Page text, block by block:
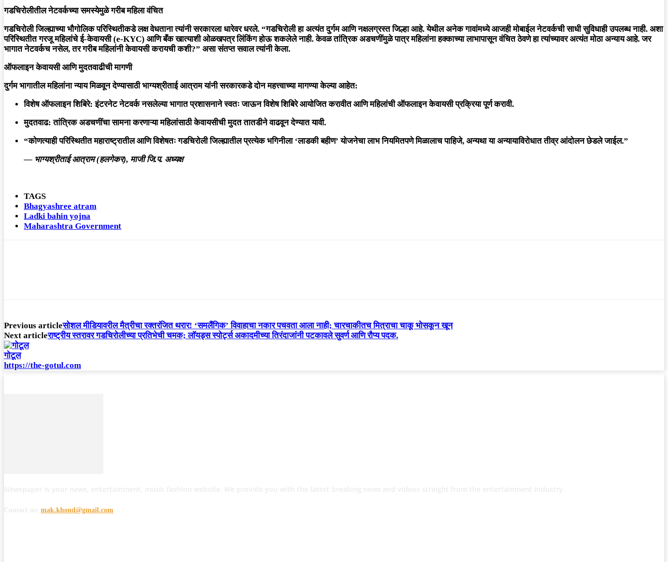
गडचिरोलीतील नेटवर्कच्या समस्येमुळे गरीब महिला वंचित
​गडचिरोली जिल्ह्याच्या भौगोलिक परिस्थितीकडे लक्ष वेधताना त्यांनी सरकारला धारेवर धरले. “गडचिरोली हा अत्यंत दुर्गम आणि नक्षलग्रस्त जिल्हा आहे. येथील अनेक गावांमध्ये आजही मोबाईल नेटवर्कची साधी सुविधाही उपलब्ध नाही. अशा
परिस्थितीत गरजू महिलांचे ई-केवायसी (e-KYC) आणि बँक खात्याशी ओळखपत्र लिंकिंग होऊ शकलेले नाही. केवळ तांत्रिक अडचणींमुळे पात्र महिलांना हक्काच्या लाभापासून वंचित ठेवणे हा त्यांच्यावर अत्यंत मोठा अन्याय आहे. जर
भागात नेटवर्कच नसेल, तर गरीब महिलांनी केवायसी करायची कशी?” असा संतप्त सवाल त्यांनी केला.
ऑफलाइन केवायसी आणि मुदतवाढीची मागणी
​दुर्गम भागातील महिलांना न्याय मिळवून देण्यासाठी भाग्यश्रीताई आत्राम यांनी सरकारकडे दोन महत्त्वाच्या मागण्या केल्या आहेत:
विशेष ऑफलाइन शिबिरे: इंटरनेट नेटवर्क नसलेल्या भागात प्रशासनाने स्वतः जाऊन विशेष शिबिरे आयोजित करावीत आणि महिलांची ऑफलाइन केवायसी प्रक्रिया पूर्ण करावी.
मुदतवाढ: तांत्रिक अडचणींचा सामना करणाऱ्या महिलांसाठी केवायसीची मुदत तातडीने वाढवून देण्यात यावी.
“कोणत्याही परिस्थितीत महाराष्ट्रातील आणि विशेषतः गडचिरोली जिल्ह्यातील प्रत्येक भगिनीला ‘लाडकी बहीण’ योजनेचा लाभ नियमितपणे मिळालाच पाहिजे, अन्यथा या अन्यायाविरोधात तीव्र आंदोलन छेडले जाईल.”
— भाग्यश्रीताई आत्राम (हलगेकर), माजी जि.प. अध्यक्ष
TAGS
Bhagyashree atram
Ladki bahin yojna
Maharashtra Government
Previous articleसोशल मीडियावरील मैत्रीचा रक्तरंजित थरार! ‘समलैंगिक’ विवाहाचा नकार पचवता आला नाही; चारचाकीतच मित्राचा चाकू भोसकून खून
Next articleराष्ट्रीय स्तरावर गडचिरोलीच्या प्रतिभेची चमक; लॉयड्स स्पोर्ट्स अकादमीच्या तिरंदाजांनी पटकावले सुवर्ण आणि रौप्य पदक.
गोटूल
https://the-gotul.com
mak.khond@gmail.com